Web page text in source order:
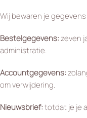
Wij bewaren je
Bestelgegevens:zeven
administratie.
Accountgegevens:
om verwijdering.
Nieuwsbrief:totdat je je